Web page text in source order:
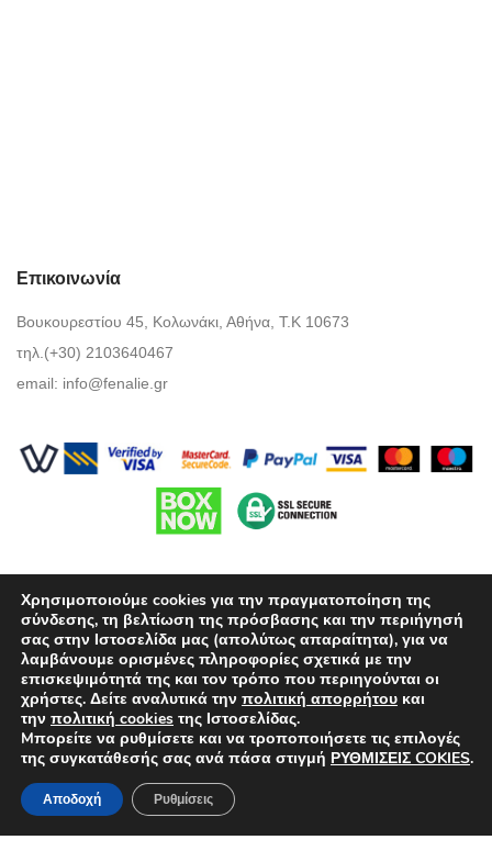
Επικοινωνία
Βουκουρεστίου 45, Κολωνάκι, Αθήνα, Τ.Κ 10673
τηλ.(+30) 2103640467
email: info@fenalie.gr
Όροι Χρήσης
Πολιτική προστασίας απορρήτου
Τρόποι Πληρωμής
Επιλογές Αποστολών
Πολιτική επιστροφών
Χρησιμοποιούμε cookies για την πραγματοποίηση της
σύνδεσης, τη βελτίωση της πρόσβασης και την περιήγησή
σας στην Ιστοσελίδα μας (απολύτως απαραίτητα), για να
λαμβάνουμε ορισμένες πληροφορίες σχετικά με την
επισκεψιμότητά της και τον τρόπο που περιηγούνται οι
χρήστες. Δείτε αναλυτικά την πολιτική απορρήτου και
την πολιτική cookies της Ιστοσελίδας.
Mπορείτε να ρυθμίσετε και να τροποποιήσετε τις επιλογές
της συγκατάθεσής σας ανά πάσα στιγμή ΡΥΘΜΙΣΕΙΣ COKIES.
Αποδοχή Ρυθμίσεις